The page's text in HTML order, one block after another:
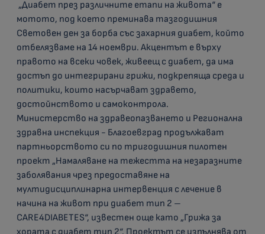
„Диабет през различните етапи на живота“ е
мотото, под което преминава тазгодишния
Световен ден за борба със захарния диабет, който
отбелязваме на 14 ноември. Акцентът е върху
правото на всеки човек, живеещ с диабет, да има
достъп до интегрирани грижи, подкрепяща среда и
политики, които насърчават здравето,
достойнството и самоконтрола.
Министерство на здравеопазването и Регионална
здравна инспекция - Благоевград продължават
партньорството си по тригодишния пилотен
проект „Намаляване на тежестта на незаразните
заболявания чрез предоставяне на
мултидисциплинарна интервенция с лечение в
начина на живот при диабет тип 2 –
CARE4DIABETES“, известен още като „Грижа за